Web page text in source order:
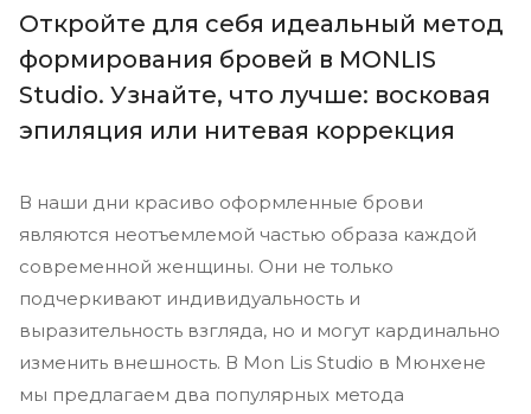
Откройте для себя идеальный метод
формирования бровей в MONLIS
Studio. Узнайте, что лучше: восковая
эпиляция или нитевая коррекция
В наши дни красиво оформленные брови
являются неотъемлемой частью образа каждой
современной женщины. Они не только
подчеркивают индивидуальность и
выразительность взгляда, но и могут кардинально
изменить внешность. В Mon Lis Studio в Мюнхене
мы предлагаем два популярных метода